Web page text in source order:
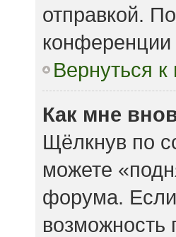
отправкой.
Вернуться к
Как мне
Щёлкнув по
можете
форума. Если
возможность